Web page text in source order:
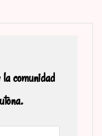
comunidad